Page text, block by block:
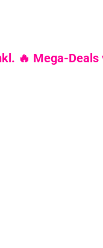
🔥 Mega-